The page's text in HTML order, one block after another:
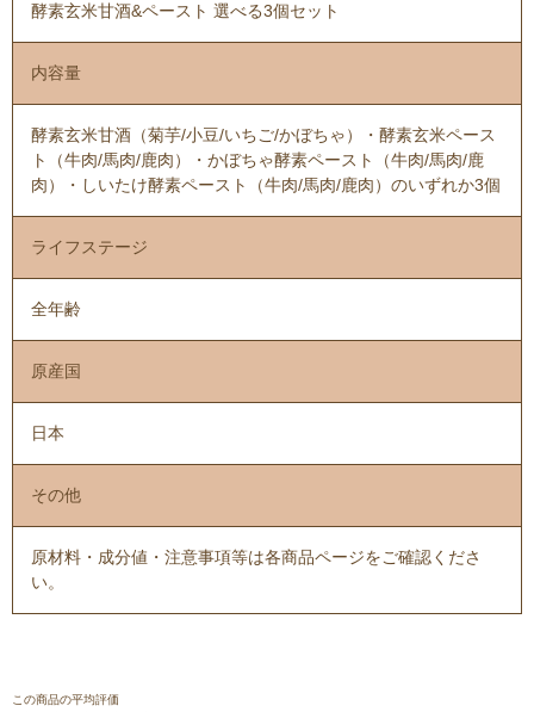
酵素玄米甘酒&ペースト 選べる3個セット
内容量
酵素玄米甘酒（菊芋/小豆/いちご/かぼちゃ）・酵素玄米ペース
ト（牛肉/馬肉/鹿肉）・かぼちゃ酵素ペースト（牛肉/馬肉/鹿
肉）・しいたけ酵素ペースト（牛肉/馬肉/鹿肉）のいずれか3個
ライフステージ
全年齢
原産国
日本
その他
原材料・成分値・注意事項等は各商品ページをご確認くださ
い。